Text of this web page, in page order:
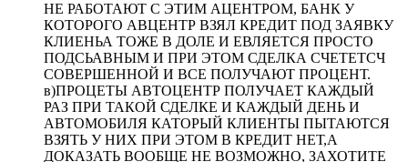
НЕ РАБОТАЮТ С ЭТИМ АЦЕНТРОМ, БАНК У
КОТОРОГО АВЦЕНТР ВЗЯЛ КРЕДИТ ПОД ЗАЯВКУ
КЛИЕНЬА ТОЖЕ В ДОЛЕ И ЕВЛЯЕТСЯ ПРОСТО
ПОДСЬАВНЫМ И ПРИ ЭТОМ СДЕЛКА СЧЕТЕТСЧ
СОВЕРШЕННОЙ И ВСЕ ПОЛУЧАЮТ ПРОЦЕНТ.
в)ПРОЦЕТЫ АВТОЦЕНТР ПОЛУЧАЕТ КАЖДЫЙ
РАЗ ПРИ ТАКОЙ СДЕЛКЕ И КАЖДЫЙ ДЕНЬ И
АВТОМОБИЛЯ КАТОРЫЙ КЛИЕНТЫ ПЫТАЮТСЯ
ВЗЯТЬ У НИХ ПРИ ЭТОМ В КРЕДИТ НЕТ,А
ДОКАЗАТЬ ВООБЩЕ НЕ ВОЗМОЖНО, ЗАХОТИТЕ